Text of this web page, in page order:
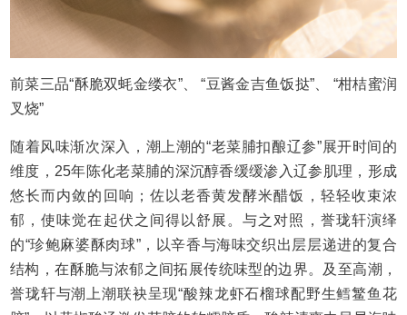
前菜三品“酥脆双蚝金缕衣”、 “豆酱金吉鱼饭挞”、 “柑桔蜜润
叉烧”
随着风味渐次深入，潮上潮的“老菜脯扣酿辽参”展开时间的
维度，25年陈化老菜脯的深沉醇香缓缓渗入辽参肌理，形成
悠长而内敛的回响；佐以老香黄发酵米醋饭，轻轻收束浓
郁，使味觉在起伏之间得以舒展。与之对照，誉珑轩演绎
的“珍鲍麻婆酥肉球”，以辛香与海味交织出层层递进的复合
结构，在酥脆与浓郁之间拓展传统味型的边界。及至高潮，
誉珑轩与潮上潮联袂呈现“酸辣龙虾石榴球配野生鳕鳘鱼花